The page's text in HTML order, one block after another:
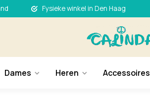
Fysieke winkel in Den Haag
Dames Heren Accessoires